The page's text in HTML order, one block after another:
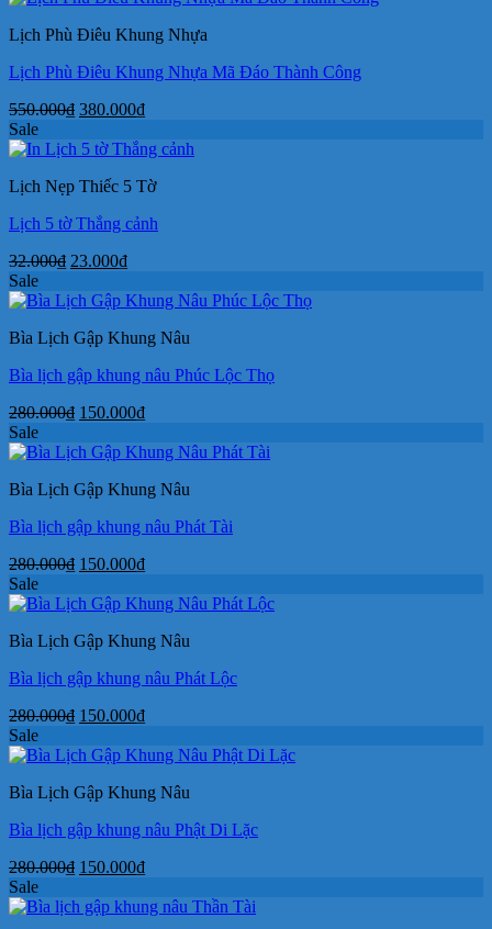
380.000₫.
Lịch Phù Điêu Khung Nhựa
Lịch Phù Điêu Khung Nhựa Mã Đáo Thành Công
550.000₫ Giá
là:
380.000₫Giá
tại
380.000₫.
Sale
Lịch Nẹp Thiếc 5 Tờ
Lịch 5 tờ Thắng cảnh
32.000₫ Giá
là:
23.000₫Giá
tại
23.000₫.
Sale
Bìa Lịch Gập Khung Nâu
Bìa lịch gập khung nâu Phúc Lộc Thọ
280.000₫ Giá
là:
150.000₫Giá
tại
150.000₫.
Sale
Bìa Lịch Gập Khung Nâu
Bìa lịch gập khung nâu Phát Tài
280.000₫ Giá
là:
150.000₫Giá
tại
150.000₫.
Sale
Bìa Lịch Gập Khung Nâu
Bìa lịch gập khung nâu Phát Lộc
280.000₫ Giá
là:
150.000₫Giá
tại
150.000₫.
Sale
Bìa Lịch Gập Khung Nâu
Bìa lịch gập khung nâu Phật Di Lặc
280.000₫ Giá
là:
150.000₫Giá
tại
Sale